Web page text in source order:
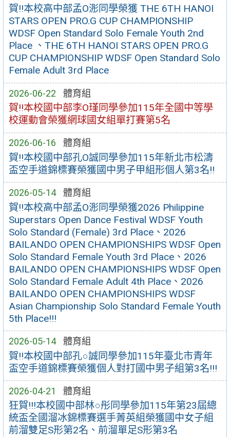
賀!!本校高中部孟O浵同學榮獲 THE 6TH HANOI
STARS OPEN PRO.G CUP CHAMPIONSHIP
WDSF Open Standard Solo Female Youth 2nd
Place 、THE 6TH HANOI STARS OPEN PRO.G
CUP CHAMPIONSHIP WDSF Open Standard Solo
Female Adult 3rd Place
2026-06-22 體育組
賀!!本校國中部李O瑾同學參加115年全國中等學
校運動會榮獲網球國女組單打賽第5名
2026-06-16 體育組
賀!!本校國中部孔O誠同學參加115年新北市松濤
盃空手道錦標賽榮獲國中男子甲組形個人第3名!!
2026-05-14 體育組
賀!!本校高中部孟O浵同學榮獲2026 Philippine
Superstars Open Dance Festival WDSF Youth
Solo Standard (Female) 3rd Place、2026
BAILANDO OPEN CHAMPIONSHIPS WDSF Open
Solo Standard Female Youth 3rd Place、2026
BAILANDO OPEN CHAMPIONSHIPS WDSF Open
Solo Standard Female Adult 4th Place、2026
BAILANDO OPEN CHAMPIONSHIPS WDSF
Asian Championship Solo Standard Female Youth
5th Place!!!
2026-05-14 體育組
賀!!本校國中部孔○誠同學參加115年臺北市青年
盃空手道錦標賽榮獲個人對打國中男子組第3名!!!
2026-04-21 體育組
狂賀!!!本校國中部林○彤同學參加115年第23屆總
統盃全國溜冰錦標賽選手菁英組榮獲國中女子組
前溜雙足S形第2名、前溜單足S形第3名